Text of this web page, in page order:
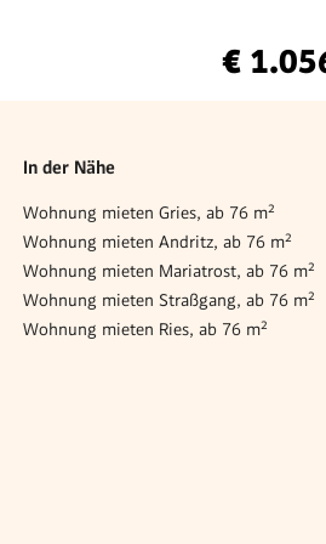
€
In der Nähe
Wohnung mieten Gries, ab 76 m²
Wohnung mieten Andritz, ab 76 m²
Wohnung mieten Mariatrost, ab 76 m²
Wohnung mieten Straßgang, ab 76 m²
Wohnung mieten Ries, ab 76 m²